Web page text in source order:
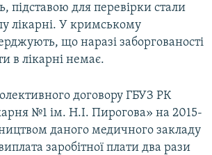
КРИМУ
підставою для перевірки стали
лікарні. У кримському
що наразі заборгованості
в лікарні немає.
договору ГБУЗ РК
№1 ім. Н.І. Пирогова» на 2015-
даного медичного закладу
заробітної плати два рази